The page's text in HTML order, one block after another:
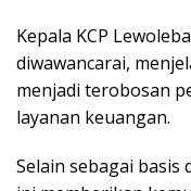
Kepala KCP
diwawancarai,
menjadi terobosan
layanan keuangan.
Selain sebagai